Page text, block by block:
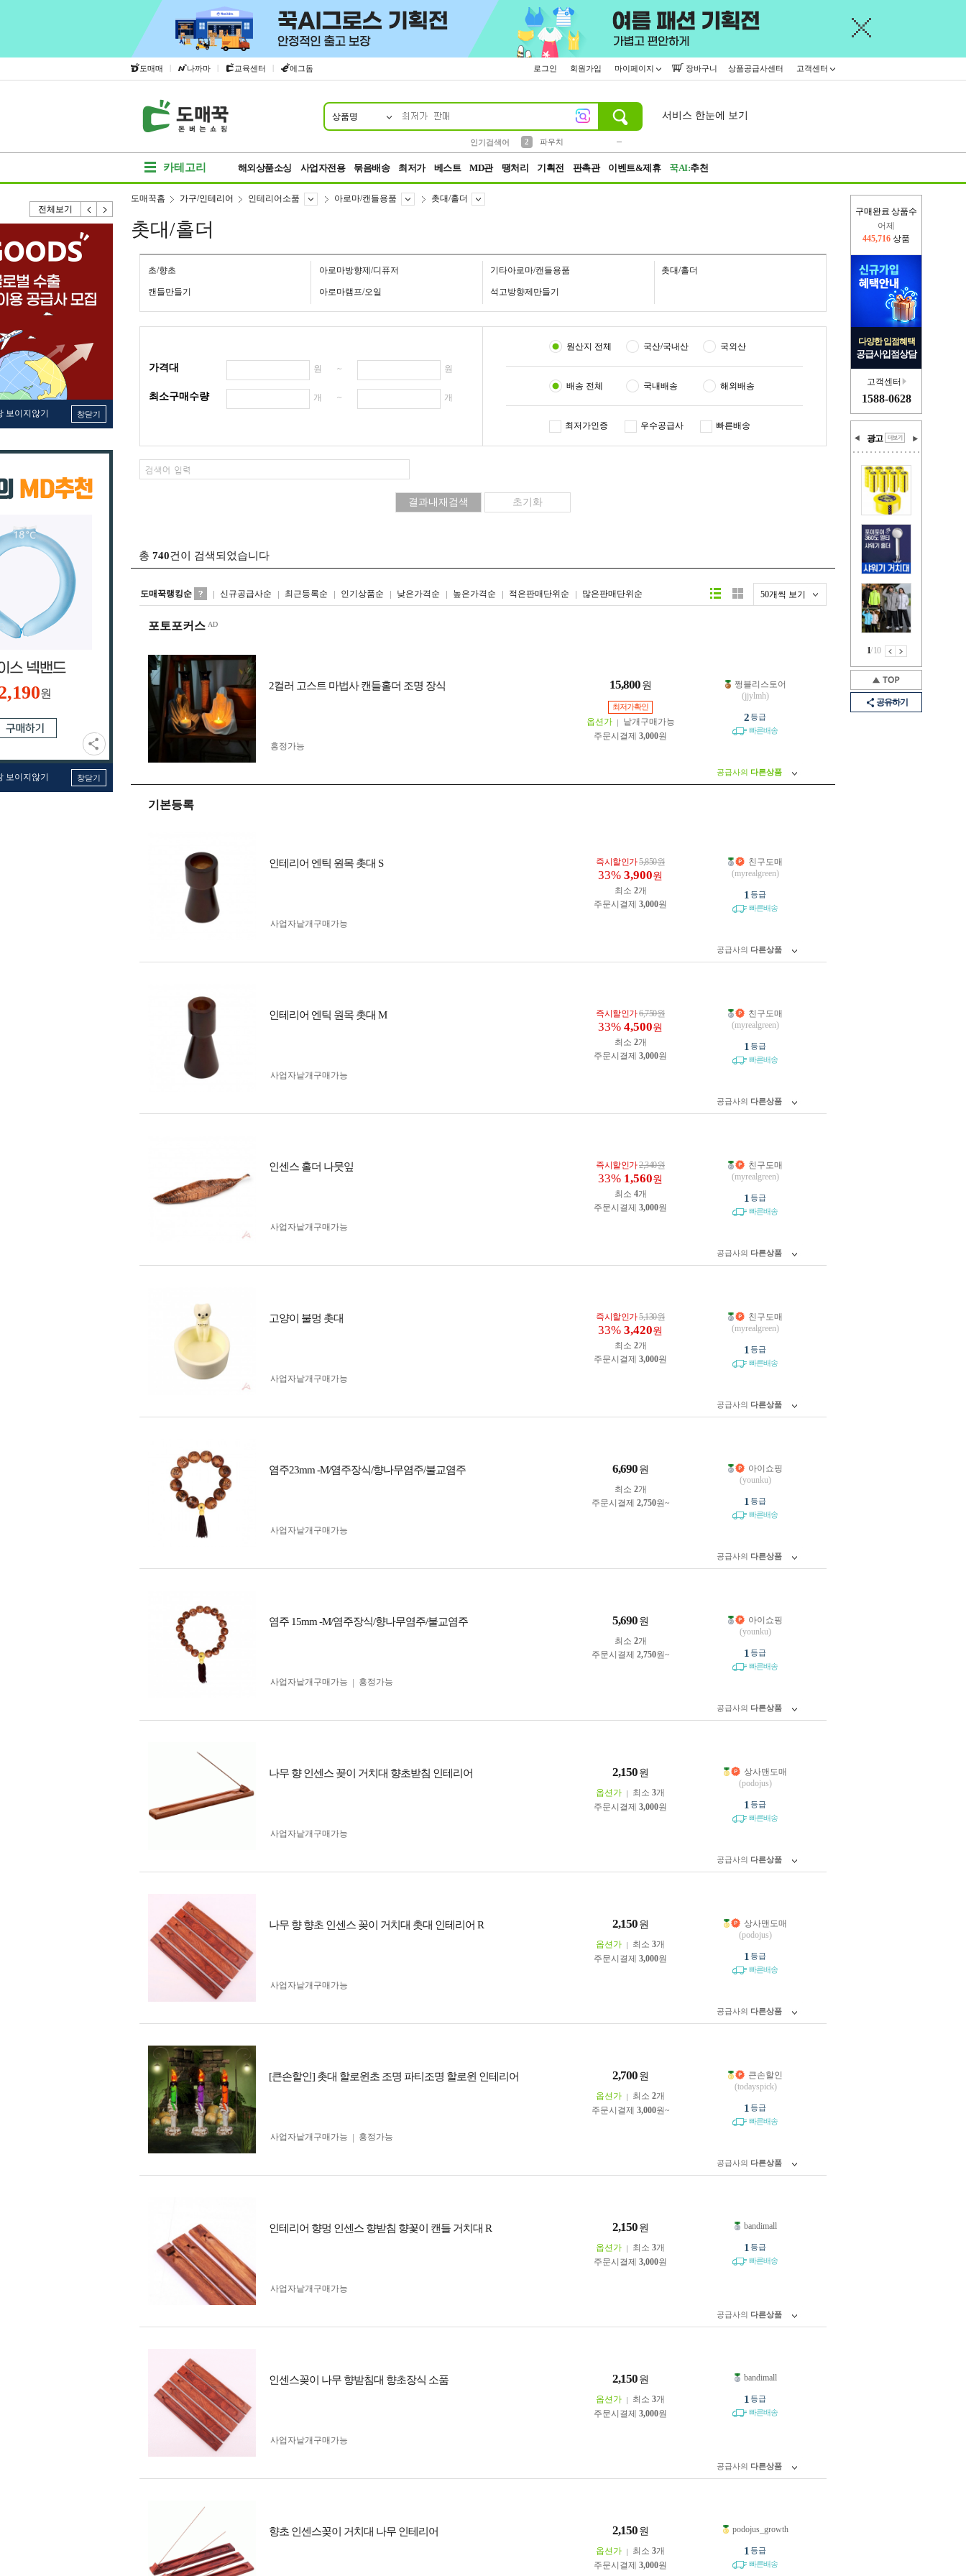
도매매 | 나까마 | 교육센터 | 에그돔 로그인 회원가입 마이페이지 장바구니 상품공급사센터 고객센터
상품명
인기검색어
2
파우치
서비스 한눈에 보기
카테고리 해외상품소싱 사업자전용 묶음배송 최저가 베스트 MD관 땡처리 기획전 판촉관 이벤트&제휴 꾹AI:추천
전체보기
보이지않기 창닫기
원
보이지않기 창닫기
구매완료 상품수
445,716 상품
오늘(현재)
367,767 상품
다양한 입점혜택
공급사입점상담
고객센터
1588-0628
광고
1/10
공유하기
도매꾹홈 가구/인테리어 인테리어소품 아로마/캔들용품 촛대/홀더
촛대/홀더
초/향초 아로마방향제/디퓨저 기타아로마/캔들용품 촛대/홀더
캔들만들기 아로마램프/오일 석고방향제만들기
가격대 원 ~ 원
최소구매수량 개 ~ 개
원산지 전체 국산/국내산 국외산
배송 전체 국내배송 해외배송
최저가인증 우수공급사 빠른배송
총 740건이 검색되었습니다
도매꾹랭킹순 신규공급사순 최근등록순 인기상품순 낮은가격순 높은가격순 적은판매단위순 많은판매단위순 50개씩 보기
리스트형갤러리형
포토포커스
2컬러 고스트 마법사 캔들홀더 조명 장식 15,800 원
최저가확인
옵션가
낱개구매가능
주문시결제 3,000원
흥정가능
쩡블리스토어
(jjylmh)
2등급
빠른배송
공급사의 다른상품
기본등록
인테리어 엔틱 원목 촛대 S 즉시할인가5,850원
33% 3,900원
최소 2개
주문시결제 3,000원
사업자 낱개구매가능
친구도매
(myrealgreen)
1 등급
빠른배송
공급사의 다른상품
인테리어 엔틱 원목 촛대 M 즉시할인가6,750원
33% 4,500원
최소 2개
주문시결제 3,000원
사업자 낱개구매가능
친구도매
(myrealgreen)
1 등급
빠른배송
공급사의 다른상품
인센스 홀더 나뭇잎 즉시할인가2,340원
33% 1,560원
최소 4개
주문시결제 3,000원
사업자 낱개구매가능
친구도매
(myrealgreen)
1 등급
빠른배송
공급사의 다른상품
고양이 불멍 촛대 즉시할인가5,130원
33% 3,420원
최소 2개
주문시결제 3,000원
사업자 낱개구매가능
친구도매
(myrealgreen)
1 등급
빠른배송
공급사의 다른상품
염주23mm -M/염주장식/향나무염주/불교염주 6,690 원
최소 2개
주문시결제 2,750원~
사업자 낱개구매가능
아이쇼핑
(younku)
1 등급
빠른배송
공급사의 다른상품
염주 15mm -M/염주장식/향나무염주/불교염주 5,690 원
최소 2개
주문시결제 2,750원~
사업자 낱개구매가능 흥정가능
아이쇼핑
(younku)
1 등급
빠른배송
공급사의 다른상품
나무 향 인센스 꽂이 거치대 향초받침 인테리어 2,150 원
옵션가 최소 3개
주문시결제 3,000원
사업자 낱개구매가능
상사맨도매
(podojus)
1 등급
빠른배송
공급사의 다른상품
나무 향 향초 인센스 꽂이 거치대 촛대 인테리어 R 2,150 원
옵션가 최소 3개
주문시결제 3,000원
사업자 낱개구매가능
상사맨도매
(podojus)
1 등급
빠른배송
공급사의 다른상품
[큰손할인] 촛대 할로윈초 조명 파티조명 할로윈 인테리어 2,700 원
옵션가 최소 2개
주문시결제 3,000원~
사업자 낱개구매가능 흥정가능
큰손할인
(todayspick)
1 등급
빠른배송
공급사의 다른상품
인테리어 향멍 인센스 향받침 향꽃이 캔들 거치대 R 2,150 원
옵션가 최소 3개
주문시결제 3,000원
사업자 낱개구매가능
bandimall
1 등급
빠른배송
공급사의 다른상품
인센스꽂이 나무 향받침대 향초장식 소품 2,150 원
옵션가 최소 3개
주문시결제 3,000원
사업자 낱개구매가능
bandimall
1 등급
빠른배송
공급사의 다른상품
향초 인센스꽂이 거치대 나무 인테리어 2,150 원
옵션가 최소 3개
주문시결제 3,000원
podojus_growth
1 등급
빠른배송